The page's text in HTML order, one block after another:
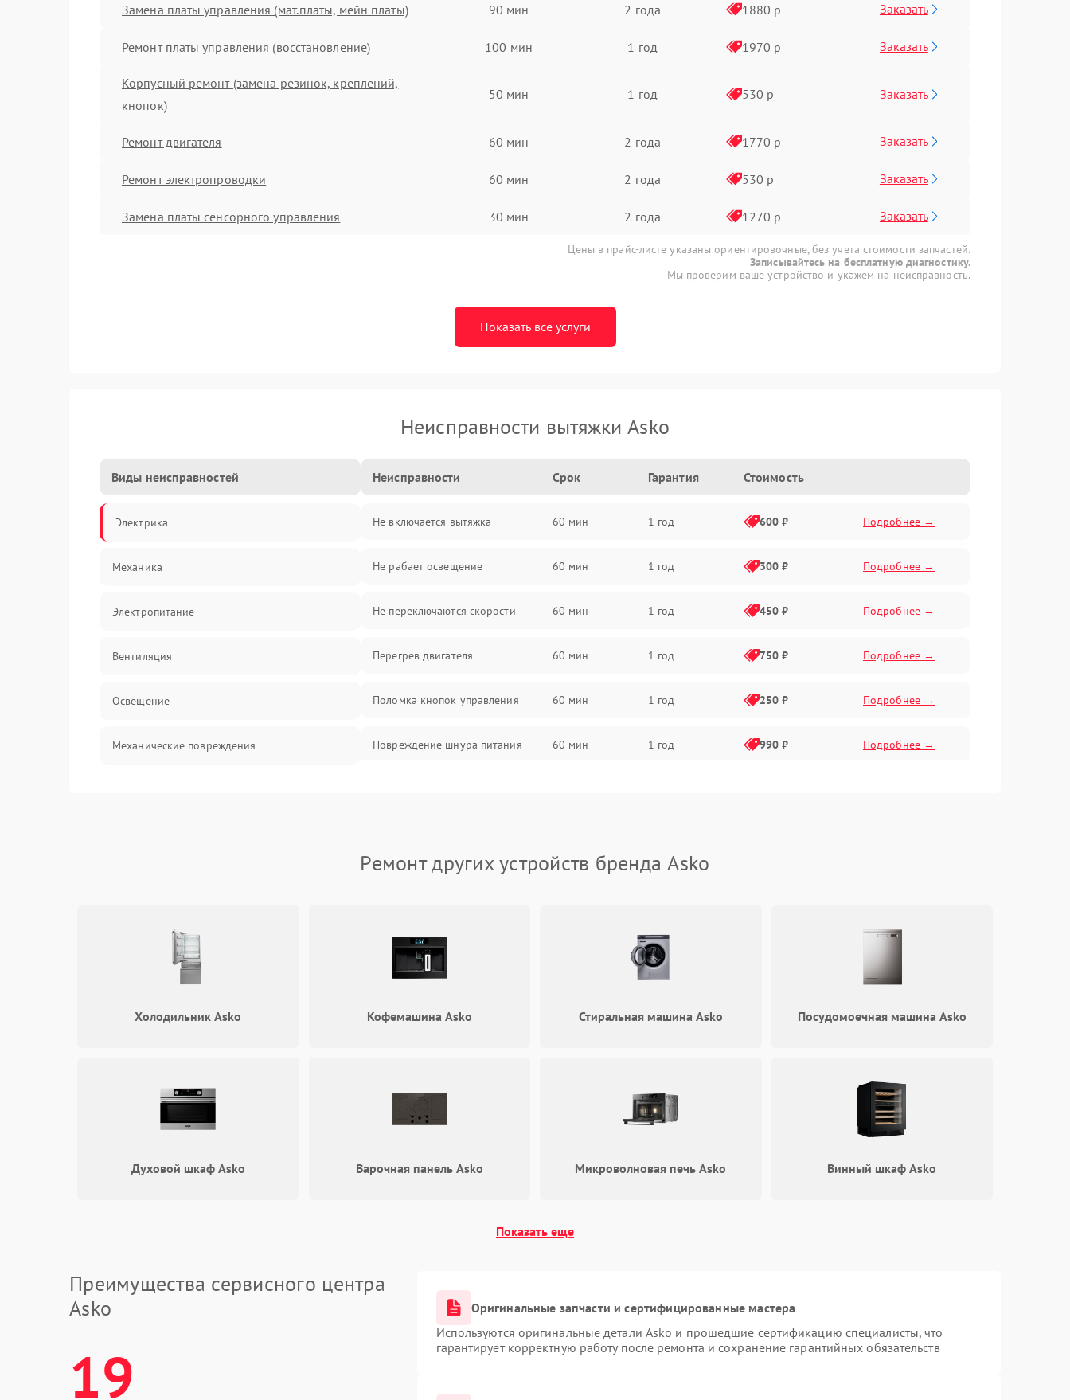
Замена платы управления (мат.платы, мейн платы) 90 мин 2 года 1880 р Заказать
Ремонт платы управления (восстановление) 100 мин 1 год 1970 р Заказать
Корпусный ремонт (замена резинок, креплений,
кнопок)
50 мин 1 год 530 р Заказать
Ремонт двигателя 60 мин 2 года 1770 р Заказать
Ремонт электропроводки 60 мин 2 года 530 р Заказать
Замена платы сенсорного управления 30 мин 2 года 1270 р Заказать
Цены в прайс-листе указаны ориентировочные, без учета стоимости запчастей.
Записывайтесь на бесплатную диагностику.
Мы проверим ваше устройство и укажем на неисправность.
Показать все услуги
Неисправности вытяжки Asko
Виды неисправностей
Электрика
Механика
Электропитание
Вентиляция
Освещение
Механические повреждения
Неисправности Срок Гарантия Стоимость
Не включается вытяжка 60 мин 1 год 600 ₽ Подробнее →
Не рабает освещение 60 мин 1 год 300 ₽ Подробнее →
Не переключаются скорости 60 мин 1 год 450 ₽ Подробнее →
Перегрев двигателя 60 мин 1 год 750 ₽ Подробнее →
Поломка кнопок управления 60 мин 1 год 250 ₽ Подробнее →
Повреждение шнура питания 60 мин 1 год 990 ₽ Подробнее →
Неисправность пускового
Поломка реле 1 год Подробнее →
Ремонт других устройств бренда Asko
Холодильник Asko Кофемашина Asko Стиральная машина Asko Посудомоечная машина Asko
Духовой шкаф Asko Варочная панель Asko Микроволновая печь Asko Винный шкаф Asko
Показать еще
Преимущества сервисного центра
Asko
19
Оригинальные запчасти и сертифицированные мастера
Используются оригинальные детали Asko и прошедшие сертификацию специалисты, что
гарантирует корректную работу после ремонта и сохранение гарантийных обязательств